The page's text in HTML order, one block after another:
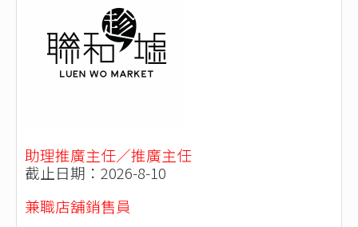
助理推廣主任／推廣主任
截止日期：2026-8-10
兼職店舖銷售員